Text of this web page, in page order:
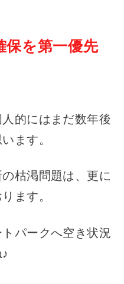
保を第一優先
的にはまだ数年後
ます。
枯渇問題は、更に
ます。
パークへ空き状況